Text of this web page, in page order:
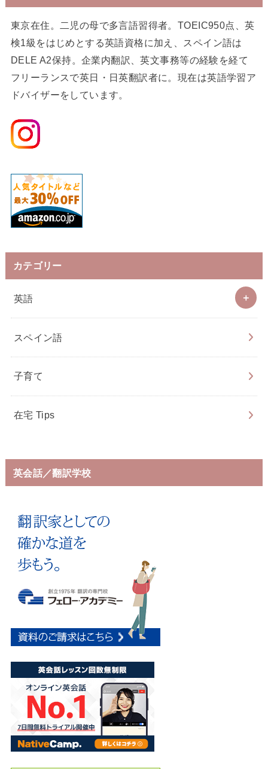
東京在住。二児の母で多言語習得者。TOEIC950点、英
検1級をはじめとする英語資格に加え、スペイン語は
DELE A2保持。企業内翻訳、英文事務等の経験を経て
フリーランスで英日・日英翻訳者に。現在は英語学習ア
ドバイザーをしています。
カテゴリー
英語
スペイン語
子育て
在宅 Tips
英会話／翻訳学校